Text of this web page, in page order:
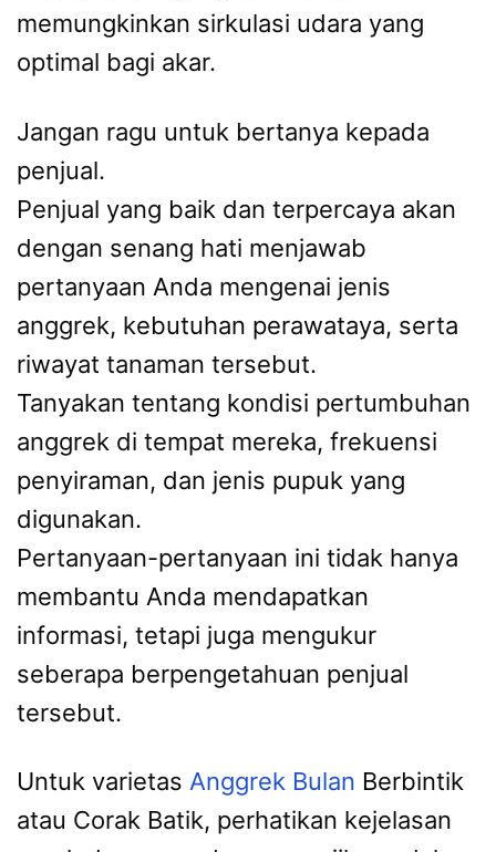
memungkinkan sirkulasi udara yang
optimal bagi akar.
Jangan ragu untuk bertanya kepada
penjual.
Penjual yang baik dan terpercaya akan
dengan senang hati menjawab
pertanyaan Anda mengenai jenis
anggrek, kebutuhan perawataya, serta
riwayat tanaman tersebut.
Tanyakan tentang kondisi pertumbuhan
anggrek di tempat mereka, frekuensi
penyiraman, dan jenis pupuk yang
digunakan.
Pertanyaan-pertanyaan ini tidak hanya
membantu Anda mendapatkan
informasi, tetapi juga mengukur
seberapa berpengetahuan penjual
tersebut.
Untuk varietas Anggrek Bulan Berbintik
atau Corak Batik, perhatikan kejelasan